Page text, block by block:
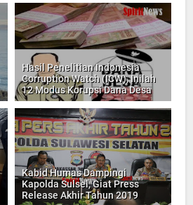
Hasil Penelitian Indonesia
Corruption Watch (ICW), Inilah
12 Modus Korupsi Dana Desa
Kabid Humas Dampingi
Kapolda Sulsel, Giat Press
Release Akhir Tahun 2019